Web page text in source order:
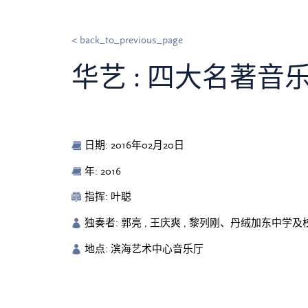
< back_to_previous_page
华艺 : 四大名著音
日期: 2016年02月20日
年: 2016
指挥: 叶聪
独奏者: 郭亮 , 王庆爽 , 黎列刚、丹绒加东中学及
地点: 滨海艺术中心音乐厅